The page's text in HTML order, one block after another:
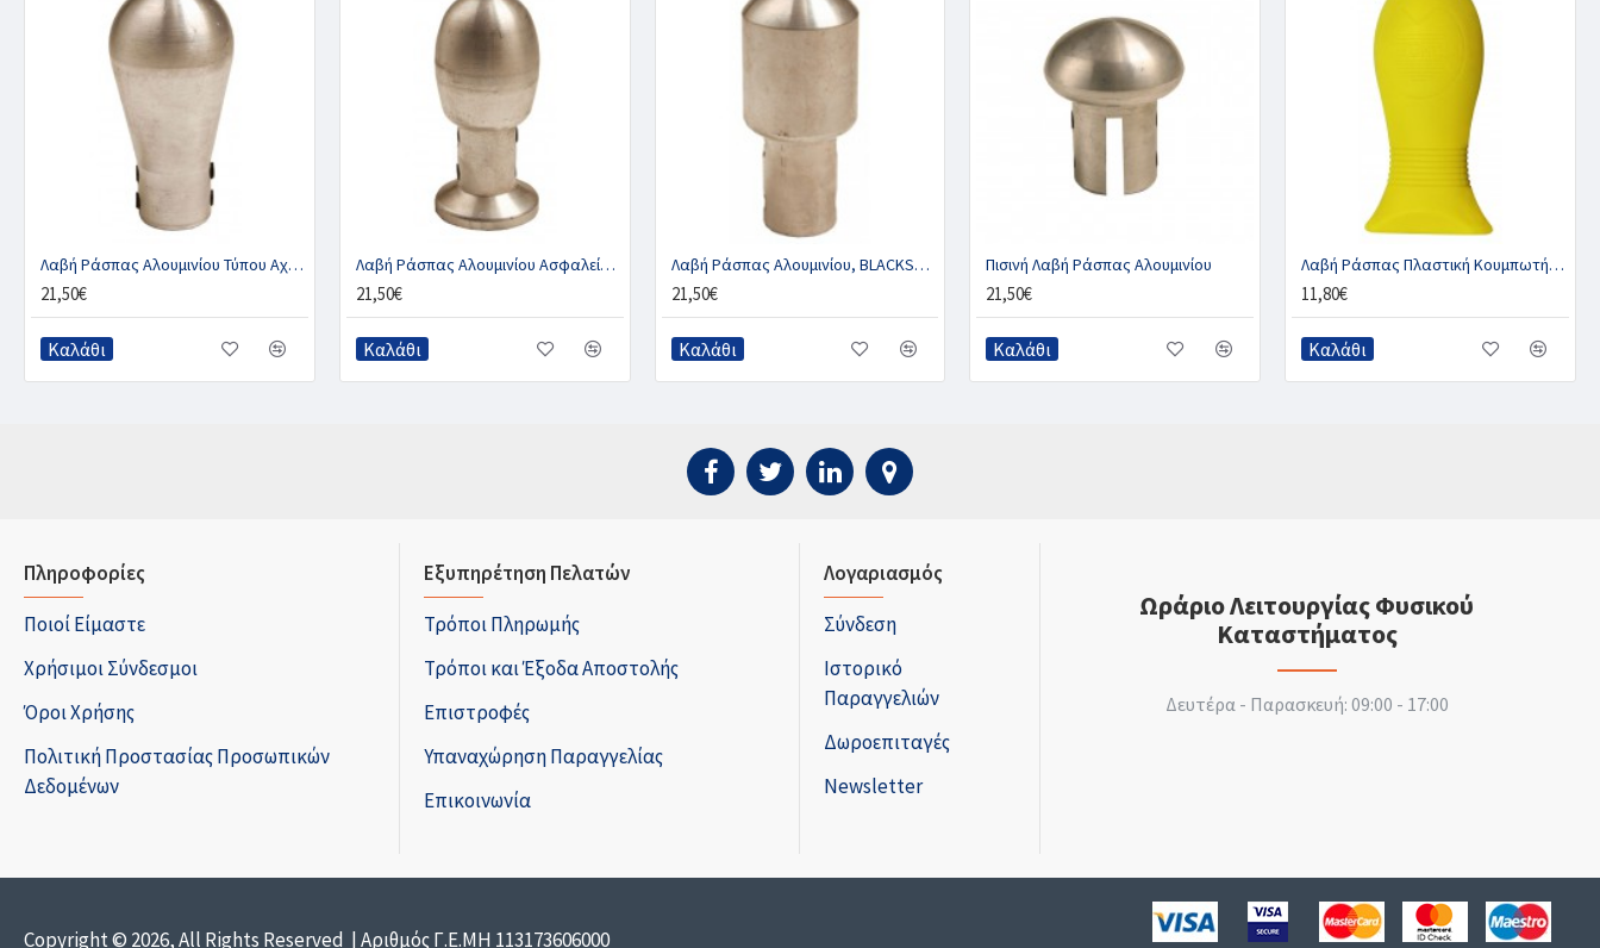
Λαβή Ράσπας Αλουμινίου Τύπου Αχλάδι, BLACKSMITH
21,50€
Καλάθι
Λαβή Ράσπας Αλουμινίου Ασφαλείας, BLACKSMITH
21,50€
Καλάθι
Λαβή Ράσπας Αλουμινίου, BLACKSMITH
21,50€
Καλάθι
Πισινή Λαβή Ράσπας Αλουμινίου
21,50€
Καλάθι
Λαβή Ράσπας Πλαστική Κουμπωτή, CHAMELEON
11,80€
Καλάθι
Πληροφορίες
Ποιοί Είμαστε
Χρήσιμοι Σύνδεσμοι
Όροι Χρήσης
Πολιτική Προστασίας Προσωπικών
Δεδομένων
Εξυπηρέτηση Πελατών
Τρόποι Πληρωμής
Τρόποι και Έξοδα Αποστολής
Επιστροφές
Υπαναχώρηση Παραγγελίας
Επικοινωνία
Λογαριασμός
Σύνδεση
Ιστορικό
Παραγγελιών
Δωροεπιταγές
Newsletter
Ωράριο Λειτουργίας Φυσικού
Καταστήματος
Δευτέρα - Παρασκευή: 09:00 - 17:00
Copyright © 2026, All Rights Reserved | Αριθμός Γ.Ε.ΜΗ 113173606000